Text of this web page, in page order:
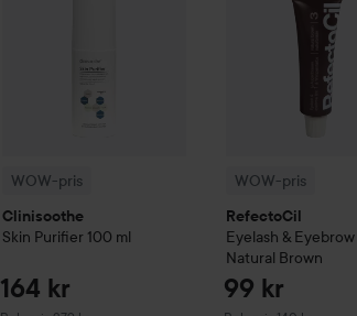
WOW-pris
Clinisoothe
Skin Purifier 100 ml
164 kr
WOW-pris
RefectoCil
Eyelash &
Natural Brown
99 kr